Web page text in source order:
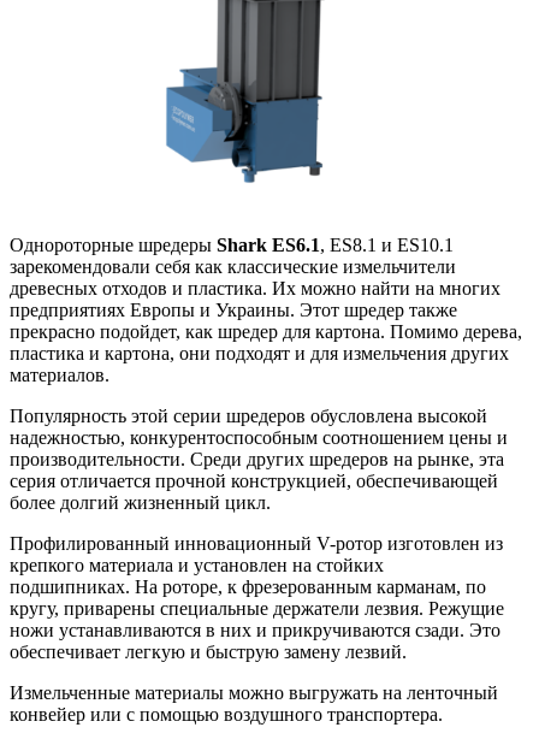
Однороторные шредеры Shark ES6.1, ES8.1 и ES10.1
зарекомендовали себя как классические измельчители
древесных отходов и пластика. Их можно найти на многих
предприятиях Европы и Украины. Этот шредер также
прекрасно подойдет, как шредер для картона. Помимо дерева,
пластика и картона, они подходят и для измельчения других
материалов.
Популярность этой серии шредеров обусловлена ​​высокой
надежностью, конкурентоспособным соотношением цены и
производительности. Среди других шредеров на рынке, эта
серия отличается прочной конструкцией, обеспечивающей
более долгий жизненный цикл.
Профилированный инновационный V-ротор изготовлен из
крепкого материала и установлен на стойких
подшипниках. На роторе, к фрезерованным карманам, по
кругу, приварены специальные держатели лезвия. Режущие
ножи устанавливаются в них и прикручиваются сзади. Это
обеспечивает легкую и быструю замену лезвий.
Измельченные материалы можно выгружать на ленточный
конвейер или с помощью воздушного транспортера.